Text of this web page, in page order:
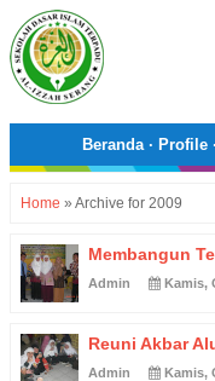
Beranda· Profile ·
Home » Archive for 2009
Membangun
Admin Kamis,
Reuni Akbar
Admin Kamis,